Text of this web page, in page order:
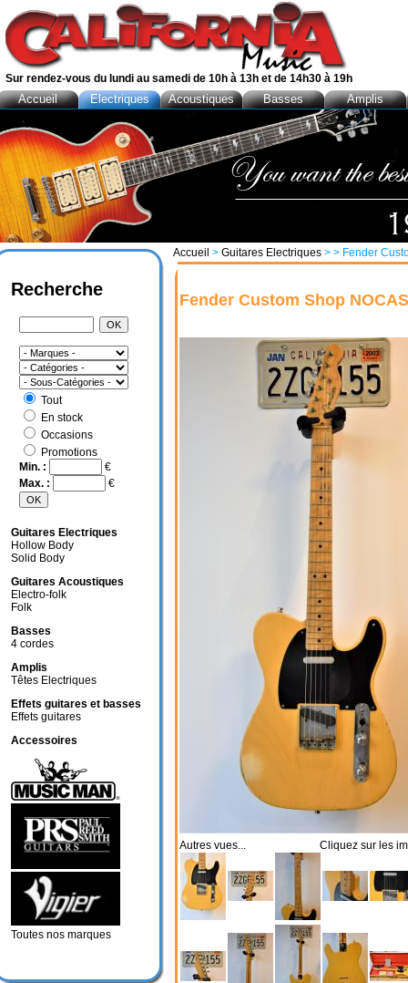
Accueil > Guitares Electriques > > Fender
Fender Custom Shop
Autres vues... Cliquez sur les
Recherche
Tout
En stock
Occasions
Promotions
Min. :
€
Max. :
€
Guitares Electriques
Hollow Body
Solid Body
Guitares Acoustiques
Electro-folk
Folk
Basses
4 cordes
Amplis
Têtes Electriques
Effets guitares et basses
Effets guitares
Accessoires
Toutes nos marques
Sur rendez-vous du lundi au samedi de 10h à 13h et de 14h30 à 19h
Accueil Electriques Acoustiques Basses Amplis